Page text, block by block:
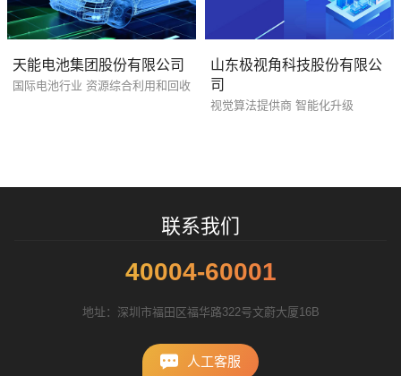
天能电池集团股份有限公司
国际电池行业 资源综合利用和回收
山东极视角科技股份有限公
司
视觉算法提供商 智能化升级
联系我们
40004-60001
地址：深圳市福田区福华路322号文蔚大厦16B
人工客服
招标项目